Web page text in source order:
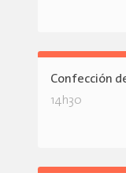
Confección
14h30